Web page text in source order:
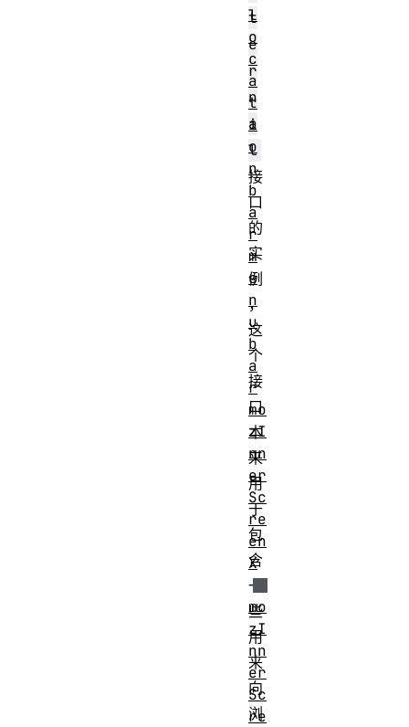
t
e
r
n
a
l
接
口
的
实
例
，
这
个
接
口
本
来
用
于
包
含
一
些
用
来
向
浏
l
o
c
a
t
i
o
n
b
a
r
m
e
n
u
b
a
r
mo
zI
nn
er
Sc
re
en
X
mo
zI
nn
er
Sc
re